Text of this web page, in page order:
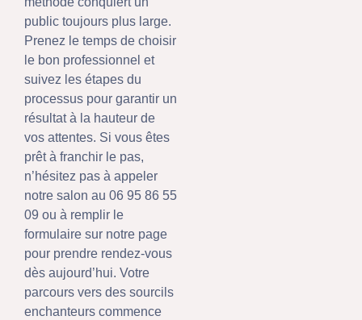
public toujours plus large.
Prenez le temps de choisir
le bon professionnel et
suivez les étapes du
processus pour garantir un
résultat à la hauteur de
vos attentes. Si vous êtes
prêt à franchir le pas,
n’hésitez pas à appeler
notre salon au 06 95 86 55
09 ou à remplir le
formulaire sur notre page
pour prendre rendez-vous
dès aujourd’hui. Votre
parcours vers des sourcils
enchanteurs commence